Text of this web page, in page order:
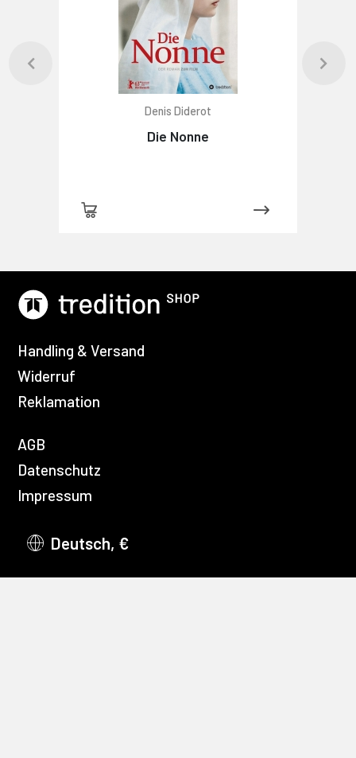
Denis Diderot
Die Nonne
Handling & Versand
Widerruf
Reklamation
AGB
Datenschutz
Impressum
Deutsch, €